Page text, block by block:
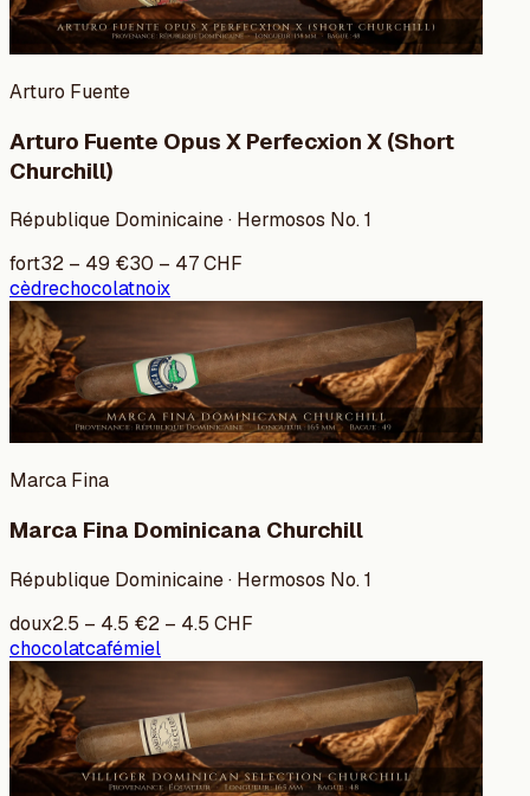
Arturo Fuente
Arturo Fuente Opus X Perfecxion X (Short
Churchill)
République Dominicaine · Hermosos No. 1
fort32 – 49 €30 – 47CHF
cèdrechocolatnoix
Marca Fina
Marca Fina Dominicana Churchill
République Dominicaine · Hermosos No. 1
doux2.5 – 4.5 €2 – 4.5 CHF
chocolatcafémiel